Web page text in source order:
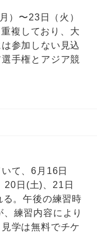
）〜23日（火）
複しており、大
参加しない見込
手権とアジア競
て、6月16日
20日(土)、21日
る。午後の練習時
練習内容により
学は無料でチケ